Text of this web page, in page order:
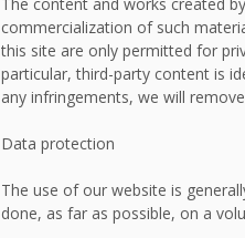
commercialization of such
this site are only permitted for
particular, third-party content is
any infringements, we will
Data protection
The use of our website is
done, as far as possible, on a